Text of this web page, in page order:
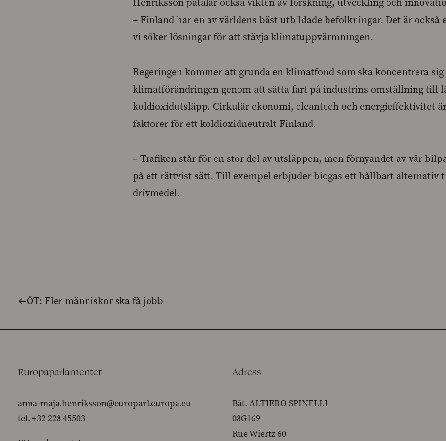
Henriksson påtalar också vikten av forskning, utveckling och
– Finland har en av världens bäst utbildade befolkningar. Det är också
vi söker lösningar för att stävja klimatuppvärmningen.
Regeringen kommer att grunda en klimatfond som ska koncentrera
klimatförändringen genom att sätta fart på industrins omställning till
koldioxidutsläpp. Cirkulär ekonomi, cleantech och energieffektivitet
faktorer för ett koldioxidneutralt Finland.
– Trafiken står för en stor del av utsläppen, men förnyandet av vår
på ett rättvist sätt. Till exempel erbjuder biogas ett hållbart alternativ
drivmedel.
ÖT: Fler människor ska få jobb
Europaparlamentet
anna-maja.henriksson@europarl.europa.eu
tel. +32 228 45503
Adress
Bât. ALTIERO SPINELLI
08G169
Rue Wiertz 60